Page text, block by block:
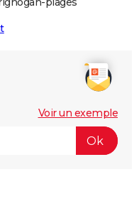
Voir un exemple